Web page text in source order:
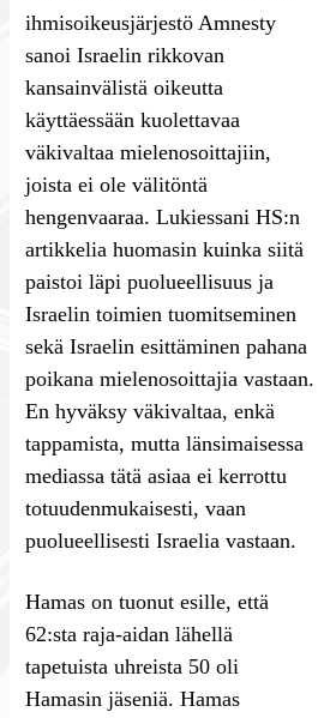
ihmisoikeusjärjestö Amnesty
sanoi Israelin rikkovan
kansainvälistä oikeutta
käyttäessään kuolettavaa
väkivaltaa mielenosoittajiin,
joista ei ole välitöntä
hengenvaaraa. Lukiessani HS:n
artikkelia huomasin kuinka siitä
paistoi läpi puolueellisuus ja
Israelin toimien tuomitseminen
sekä Israelin esittäminen pahana
poikana mielenosoittajia vastaan.
En hyväksy väkivaltaa, enkä
tappamista, mutta länsimaisessa
mediassa tätä asiaa ei kerrottu
totuudenmukaisesti, vaan
puolueellisesti Israelia vastaan.
Hamas on tuonut esille, että
62:sta raja-aidan lähellä
tapetuista uhreista 50 oli
Hamasin jäseniä. Hamas